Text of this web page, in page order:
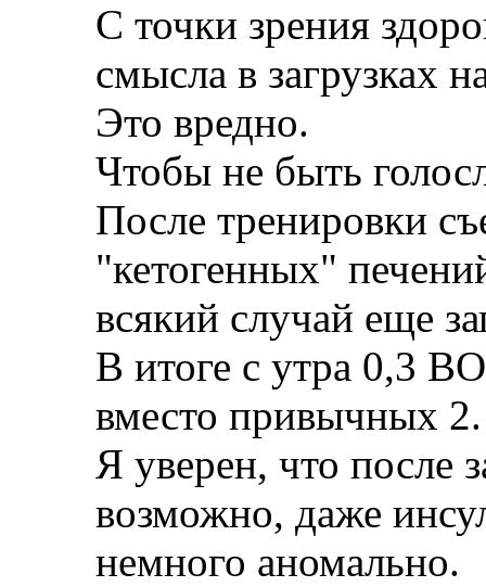
С точки зрения
смысла в загрузках
Это вредно.
Чтобы не быть
После тренировки
"кетогенных"
всякий случай еще
В итоге с утра 0,3
вместо привычных 2.
Я уверен, что после
возможно, даже
немного аномально.